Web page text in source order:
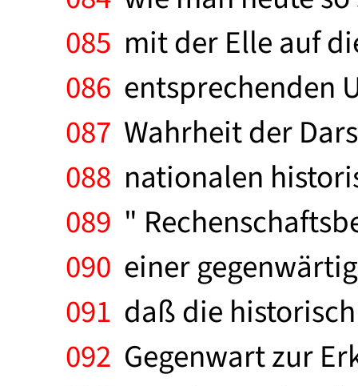
085 mit der Elle auf
086 entsprechenden
087 Wahrheit der
088 nationalen
089 "
090 einer
091 daß die
092 Gegenwart zur